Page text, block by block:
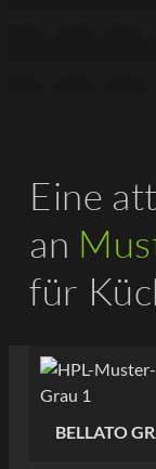
Eine
an
für
BELLATO